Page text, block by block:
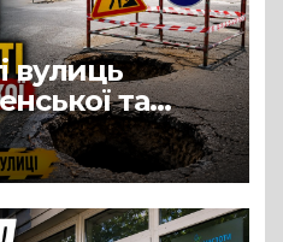
вулиць
та
асфальт